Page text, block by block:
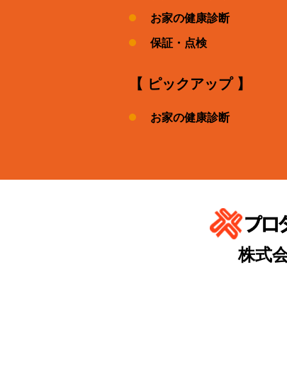
お家の健康診断
保証・点検
【 ピックアップ 】
お家の健康診断
株式